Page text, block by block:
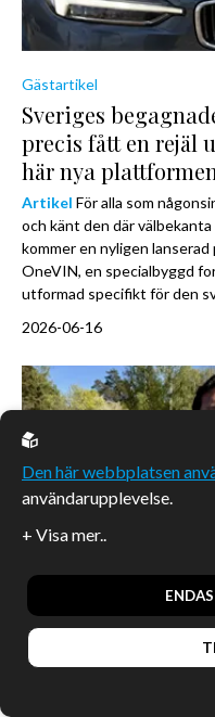
Gästartikel
Sveriges
precis fått en rejäl
här nya
Artikel För alla som
och känt den där
kommer en nyligen
OneVIN, en specialbyggd
utformad specifikt för den
2026-06-16
Hem & inredning
Efter tio år och en
Den här webbplatsen
användarupplevelse.